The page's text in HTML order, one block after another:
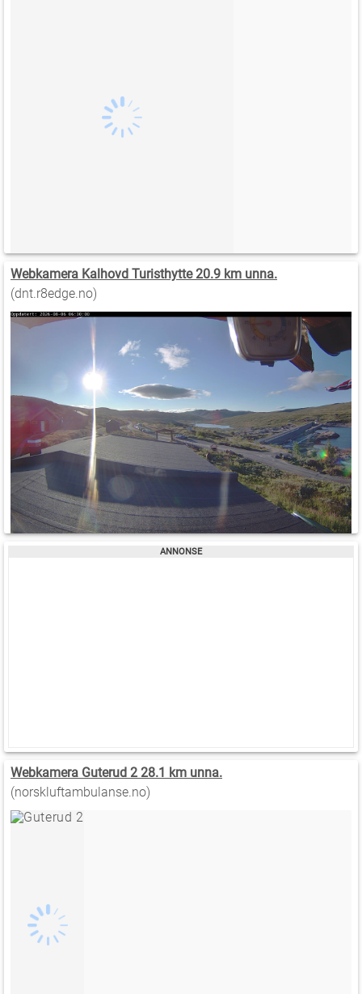
Webkamera Kalhovd Turisthytte 20.9 km unna.
(dnt.r8edge.no)
Webkamera Guterud 2 28.1 km unna.
(norskluftambulanse.no)